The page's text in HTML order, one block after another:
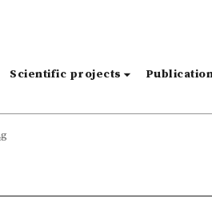
Scientific projects